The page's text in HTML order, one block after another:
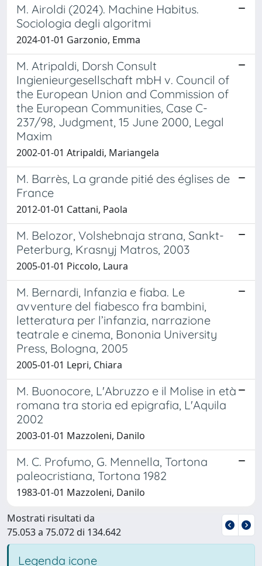
M. Airoldi (2024). Machine Habitus.
Sociologia degli algoritmi
2024-01-01 Garzonio, Emma
M. Atripaldi, Dorsh Consult
Ingienieurgesellschaft mbH v. Council of
the European Union and Commission of
the European Communities, Case C-
237/98, Judgment, 15 June 2000, Legal
Maxim
2002-01-01 Atripaldi, Mariangela
M. Barrès, La grande pitié des églises de
France
2012-01-01 Cattani, Paola
M. Belozor, Volshebnaja strana, Sankt-
Peterburg, Krasnyj Matros, 2003
2005-01-01 Piccolo, Laura
M. Bernardi, Infanzia e fiaba. Le
avventure del fiabesco fra bambini,
letteratura per l’infanzia, narrazione
teatrale e cinema, Bononia University
Press, Bologna, 2005
2005-01-01 Lepri, Chiara
M. Buonocore, L'Abruzzo e il Molise in età
romana tra storia ed epigrafia, L'Aquila
2002
2003-01-01 Mazzoleni, Danilo
M. C. Profumo, G. Mennella, Tortona
paleocristiana, Tortona 1982
1983-01-01 Mazzoleni, Danilo
Mostrati risultati da
75.053 a 75.072 di 134.642
Legenda icone